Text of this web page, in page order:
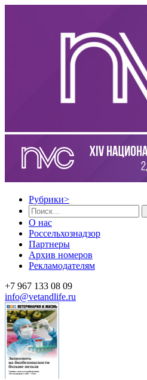
Рубрики>
О нас
Россельхознадзор
Партнеры
Архив номеров
Рекламодателям
+7 967 133 08 09
info@vetandlife.ru